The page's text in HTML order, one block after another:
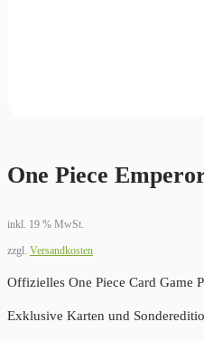
One Piece
inkl. 19 % MwSt.
zzgl. Versandkosten
Offizielles One Piece Card Game
Exklusive Karten und